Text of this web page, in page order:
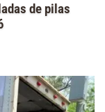
de pilas